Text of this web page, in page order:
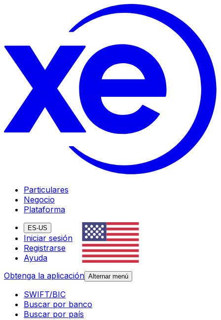
Particulares
Negocio
Plataforma
ES-US
Iniciar sesión
Registrarse
Ayuda
Obtenga la aplicación Alternar menú
SWIFT/BIC
Buscar por banco
Buscar por país